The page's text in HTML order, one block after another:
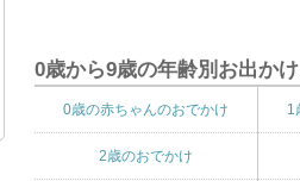
0歳から9歳の年齢別お出か
0歳の赤ちゃんのおでかけ 1
2歳のおでかけ